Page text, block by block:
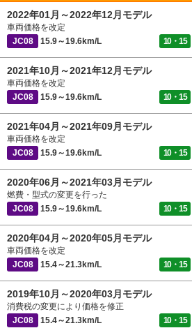
2022年01月～2022年12月モデル
車両価格を改定
JC08
15.9～19.6km/L 10・15
2021年10月～2021年12月モデル
車両価格を改定
JC08
15.9～19.6km/L 10・15
2021年04月～2021年09月モデル
車両価格を改定
JC08
15.9～19.6km/L 10・15
2020年06月～2021年03月モデル
燃費・型式の変更を行った
JC08
15.9～19.6km/L 10・15
2020年04月～2020年05月モデル
車両価格を改定
JC08
15.4～21.3km/L 10・15
2019年10月～2020年03月モデル
消費税の変更により価格を修正
JC08
15.4～21.3km/L 10・15